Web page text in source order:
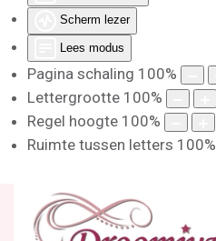
Scherm lezer
Lees modus
Pagina schaling 100%
Lettergrootte 100%
Regel hoogte 100%
Ruimte tussen letters 100%